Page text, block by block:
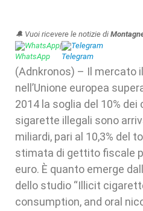
🔔 Vuoi ricevere le notizie di
WhatsApp| Telegram
(Adnkronos) – Il mercato
nell’Unione europea
2014 la soglia del 10%
sigarette illegali sono
miliardi, pari al 10,3% del
stimata di gettito fiscale
euro. È quanto emerge
dello studio “Illicit
consumption, and oral